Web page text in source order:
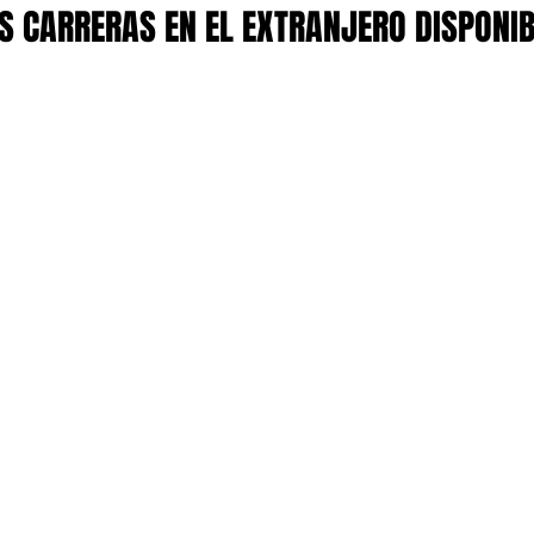
CARRERAS EN EL EXTRANJERO